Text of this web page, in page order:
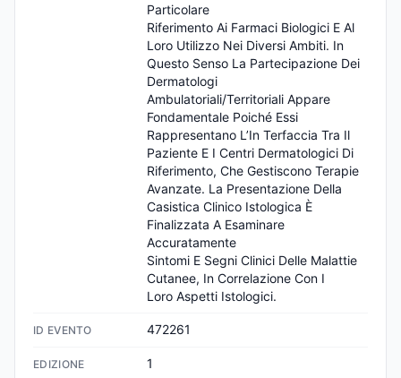
Particolare
Riferimento Ai Farmaci Biologici E Al
Loro Utilizzo Nei Diversi Ambiti. In
Questo Senso La Partecipazione Dei
Dermatologi
Ambulatoriali/Territoriali Appare
Fondamentale Poiché Essi
Rappresentano L’In Terfaccia Tra Il
Paziente E I Centri Dermatologici Di
Riferimento, Che Gestiscono Terapie
Avanzate. La Presentazione Della
Casistica Clinico Istologica È
Finalizzata A Esaminare
Accuratamente
Sintomi E Segni Clinici Delle Malattie
Cutanee, In Correlazione Con I
Loro Aspetti Istologici.
ID EVENTO 472261
EDIZIONE 1